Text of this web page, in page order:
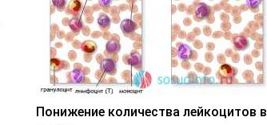
Понижение количества лейкоцитов в